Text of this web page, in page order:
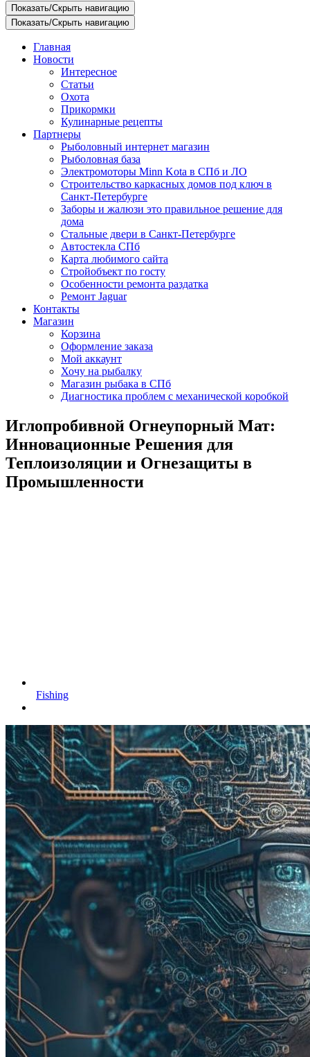
Показать/Скрыть навигацию
Показать/Скрыть навигацию
Главная
Новости
Интересное
Статьи
Охота
Прикормки
Кулинарные рецепты
Партнеры
Рыболовный интернет магазин
Рыболовная база
Электромоторы Minn Kota в СПб и ЛО
Строительство каркасных домов под ключ в
Санкт-Петербурге
Заборы и жалюзи это правильное решение для
дома
Стальные двери в Санкт-Петербурге
Автостекла СПб
Карта любимого сайта
Стройобъект по госту
Особенности ремонта раздатка
Ремонт Jaguar
Контакты
Магазин
Корзина
Оформление заказа
Мой аккаунт
Хочу на рыбалку
Магазин рыбака в СПб
Диагностика проблем с механической коробкой
Иглопробивной Огнеупорный Мат:
Инновационные Решения для
Теплоизоляции и Огнезащиты в
Промышленности
Fishing